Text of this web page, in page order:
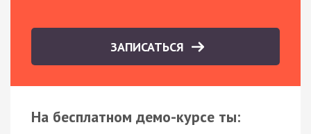
ЗАПИСАТЬСЯ
На бесплатном демо-курсе ты: